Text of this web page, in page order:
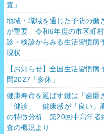
査」
地域・職域を通じた予防の働
が重要 令和6年度の市区町
診・検診からみる生活習慣病
現状
【お知らせ】全国生活習慣病
間2027「多休」
健康寿命を延ばす鍵は「歯磨
「健診」 健康感が「良い」
の特徴分析 第20回中高年者
査の概況より